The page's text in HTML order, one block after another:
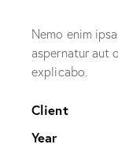
Nemo enim
aspernatur aut
explicabo.
Client
Year